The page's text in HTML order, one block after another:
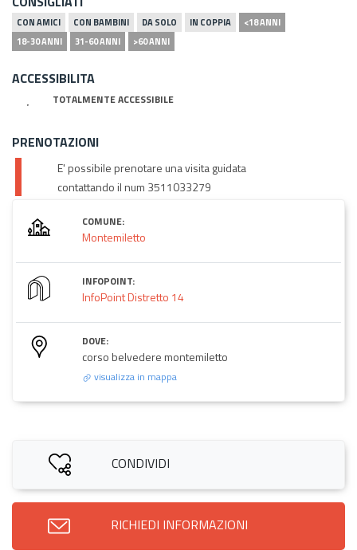
CON AMICI CON BAMBINI DA SOLO IN COPPIA
<18 ANNI
18-30 ANNI
31-60 ANNI >60 ANNI
ACCESSIBILITA
TOTALMENTE ACCESSIBILE
PRENOTAZIONI
E' possibile prenotare una visita guidata
contattando il num 3511033279
COMUNE:
Montemiletto
INFOPOINT:
InfoPoint Distretto 14
DOVE:
corso belvedere montemiletto
visualizza in mappa
CONDIVIDI
RICHIEDI INFORMAZIONI